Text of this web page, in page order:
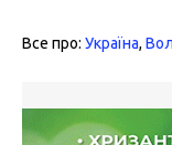
Все про: Україна,